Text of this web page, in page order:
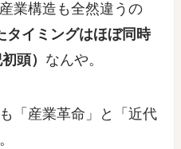
業構造も全然違うの
タイミングはほぼ同時
頭） なんや。
「産業革命」と「近代